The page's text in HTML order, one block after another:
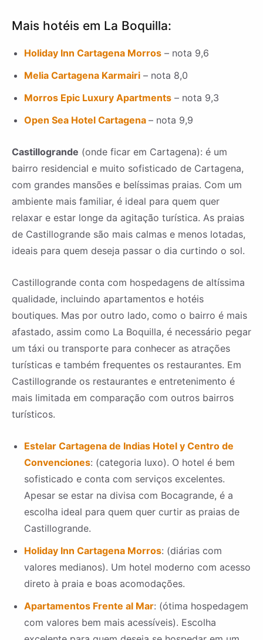
Mais hotéis em La Boquilla:
Holiday Inn Cartagena Morros – nota 9,6
Melia Cartagena Karmairi – nota 8,0
Morros Epic Luxury Apartments – nota 9,3
Open Sea Hotel Cartagena – nota 9,9
Castillogrande (onde ficar em Cartagena): é um
bairro residencial e muito sofisticado de Cartagena,
com grandes mansões e belíssimas praias. Com um
ambiente mais familiar, é ideal para quem quer
relaxar e estar longe da agitação turística. As praias
de Castillogrande são mais calmas e menos lotadas,
ideais para quem deseja passar o dia curtindo o sol.
Castillogrande conta com hospedagens de altíssima
qualidade, incluindo apartamentos e hotéis
boutiques. Mas por outro lado, como o bairro é mais
afastado, assim como La Boquilla, é necessário pegar
um táxi ou transporte para conhecer as atrações
turísticas e também frequentes os restaurantes. Em
Castillogrande os restaurantes e entretenimento é
mais limitada em comparação com outros bairros
turísticos.
Estelar Cartagena de Indias Hotel y Centro de
Convenciones: (categoria luxo). O hotel é bem
sofisticado e conta com serviços excelentes.
Apesar se estar na divisa com Bocagrande, é a
escolha ideal para quem quer curtir as praias de
Castillogrande.
Holiday Inn Cartagena Morros: (diárias com
valores medianos). Um hotel moderno com acesso
direto à praia e boas acomodações.
Apartamentos Frente al Mar: (ótima hospedagem
com valores bem mais acessíveis). Escolha